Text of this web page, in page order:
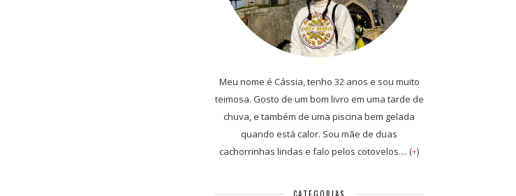
Meu nome é Cássia, tenho 32 anos e sou muito
teimosa. Gosto de um bom livro em uma tarde de
chuva, e também de uma piscina bem gelada
quando está calor. Sou mãe de duas
cachorrinhas lindas e falo pelos cotovelos.... (+)